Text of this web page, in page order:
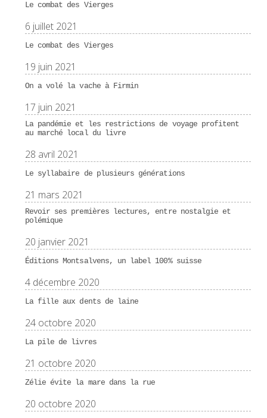
Le combat des Vierges
6 juillet 2021
Le combat des Vierges
19 juin 2021
On a volé la vache à Firmin
17 juin 2021
La pandémie et les restrictions de voyage profitent
au marché local du livre
28 avril 2021
Le syllabaire de plusieurs générations
21 mars 2021
Revoir ses premières lectures, entre nostalgie et
polémique
20 janvier 2021
Éditions Montsalvens, un label 100% suisse
4 décembre 2020
La fille aux dents de laine
24 octobre 2020
La pile de livres
21 octobre 2020
Zélie évite la mare dans la rue
20 octobre 2020